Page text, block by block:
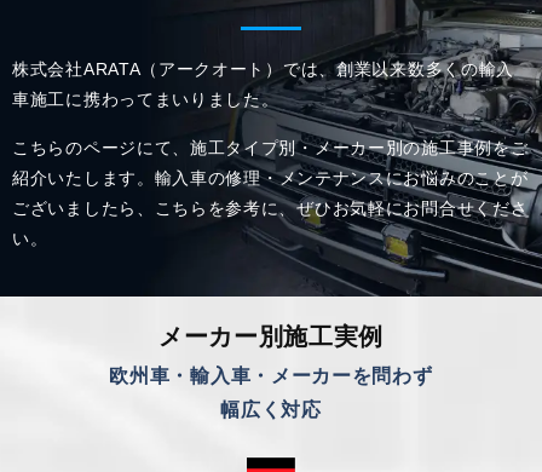
株式会社ARATA（アークオート）では、創業以来数多くの輸入
車施工に携わってまいりました。
こちらのページにて、施工タイプ別・メーカー別の施工事例をご
紹介いたします。 輸入車の修理・メンテナンスにお悩みのことが
ございましたら、こちらを参考に、ぜひお気軽にお問合せくださ
い。
メーカー別施工実例
欧州車・輸入車・メーカーを問わず
幅広く対応